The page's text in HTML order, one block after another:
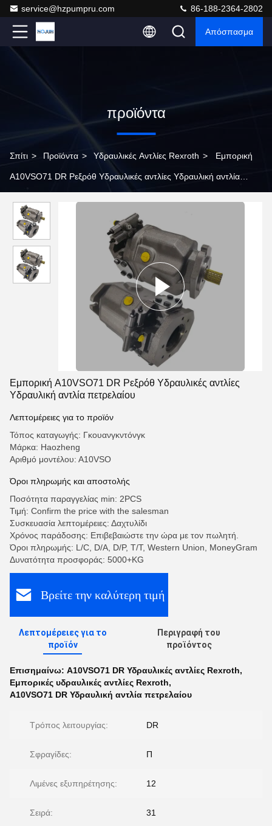
service@hzpumpru.com 86-188-2364-2802
Απόσπασμα
προϊόντα
Σπίτι > Προϊόντα > Υδραυλικές Αντλίες Rexroth > Εμπορική
A10VSO71 DR Ρεξρόθ Υδραυλικές αντλίες Υδραυλική αντλία
Εμπορική A10VSO71 DR Ρεξρόθ Υδραυλικές αντλίες
Υδραυλική αντλία πετρελαίου
Λεπτομέρειες για το προϊόν
Τόπος καταγωγής: Γκουανγκντόνγκ
Μάρκα: Haozheng
Αριθμό μοντέλου: Α10VSO
Όροι πληρωμής και αποστολής
Ποσότητα παραγγελίας min: 2PCS
Τιμή: Confirm the price with the salesman
Συσκευασία λεπτομέρειες: Δαχτυλίδι
Χρόνος παράδοσης: Επιβεβαιώστε την ώρα με τον πωλητή.
Όροι πληρωμής: L/C, D/A, D/P, T/T, Western Union, MoneyGram
Δυνατότητα προσφοράς: 5000+KG
Βρείτε την καλύτερη τιμή
Λεπτομέρειες για το
προϊόν
Περιγραφή του
προϊόντος
Επισημαίνω: A10VSO71 DR Υδραυλικές αντλίες Rexroth,
Εμπορικές υδραυλικές αντλίες Rexroth,
Α10VSO71 DR Υδραυλική αντλία πετρελαίου
Τρόπος λειτουργίας: DR
Σφραγίδες: Π
Λιμένες εξυπηρέτησης: 12
Σειρά: 31